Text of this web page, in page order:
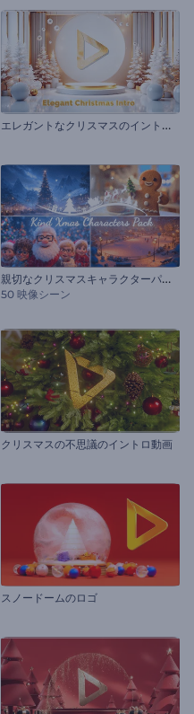
エ
レガントなクリスマスのイントロ動画
親
切なクリスマスキャラクターパック
50 映像シーン
クリスマスの不思議のイントロ動画
スノードームのロゴ